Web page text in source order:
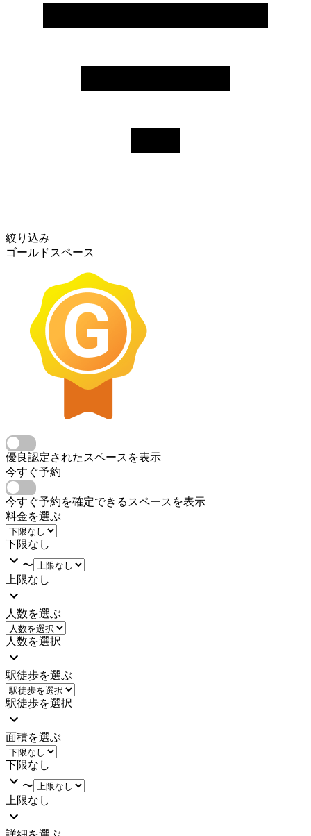
絞り込み
ゴールドスペース
優良認定されたスペースを表示
今すぐ予約
今すぐ予約を確定できるスペースを表示
料金を選ぶ
下限なし
〜
上限なし
人数を選ぶ
人数を選択
駅徒歩を選ぶ
駅徒歩を選択
面積を選ぶ
下限なし
〜
上限なし